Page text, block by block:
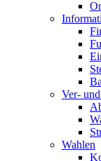
Ver-
Wahlen